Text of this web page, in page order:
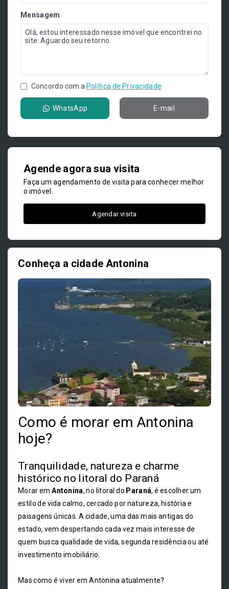
Mensagem
Concordo com a Política de Privacidade
WhatsApp E-mail
Agende agora sua visita
Faça um agendamento de visita para conhecer melhor
o imóvel.
Agendar visita
Conheça a cidade Antonina
Como é morar em Antonina
hoje?
Tranquilidade, natureza e charme
histórico no litoral do Paraná
Morar emAntonina, no litoral do Paraná, é escolher um
estilo de vida calmo, cercado por natureza, história e
paisagens únicas. A cidade, uma das mais antigas do
estado, vem despertando cada vez mais interesse de
quem busca qualidade de vida, segunda residência ou até
investimento imobiliário.
Mas como é viver em Antonina atualmente?